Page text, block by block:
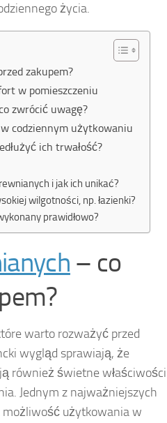
życia.
zakupem?
w pomieszczeniu
zwrócić uwagę?
codziennym użytkowaniu
ich trwałość?
i jak ich unikać?
wilgotności, np. łazienki?
prawidłowo?
– co
warto rozważyć przed
wygląd sprawiają, że
również świetne właściwości
Jednym z najważniejszych
użytkowania w